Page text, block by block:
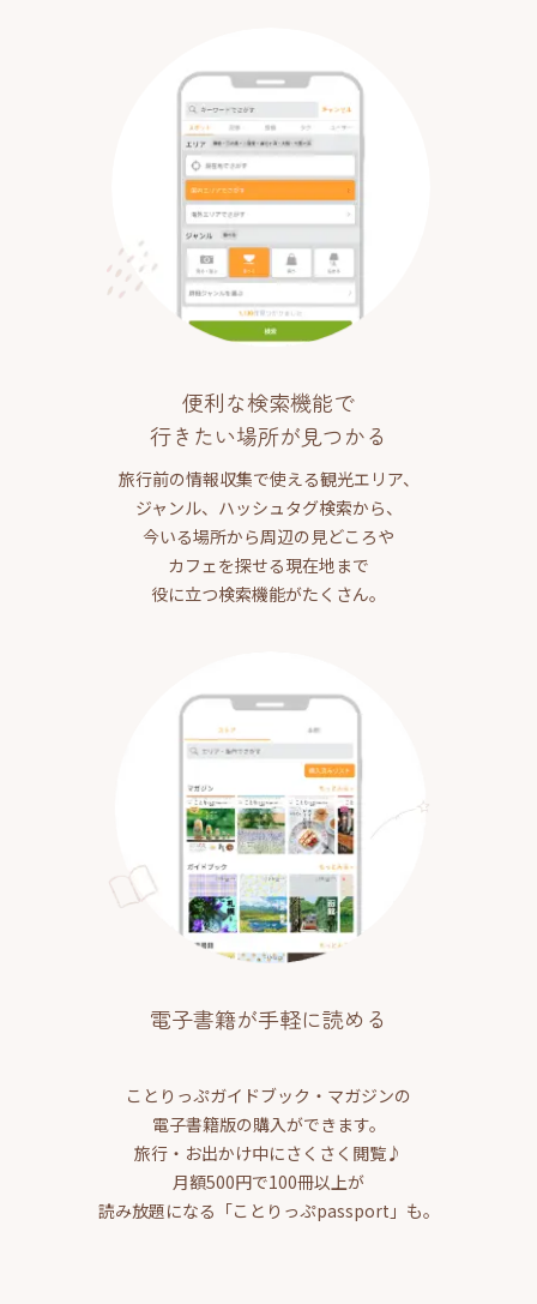
便利な検索機能で
行きたい場所が見つかる
旅行前の情報収集で使える観光エリア、
ジャンル、ハッシュタグ検索から、
今いる場所から周辺の見どころや
カフェを探せる現在地まで
役に立つ検索機能がたくさん。
電子書籍が手軽に読める
ことりっぷガイドブック・マガジンの
電子書籍版の購入ができます。
旅行・お出かけ中にさくさく閲覧♪
月額500円で100冊以上が
読み放題になる「ことりっぷpassport」も。